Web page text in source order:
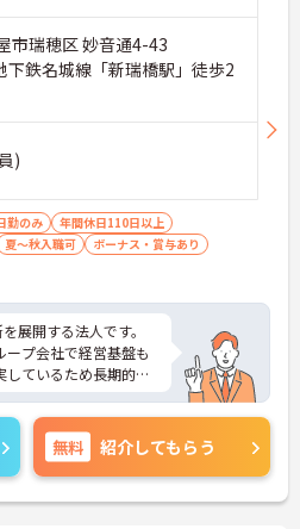
市瑞穂区 妙音通4-43
下鉄名城線「新瑞橋駅」徒歩2
)
勤のみ
年間休日110日以上
夏～秋入職可
ボーナス・賞与あり
展開する法人です。
プ会社で経営基盤も
ているため長期的な
っているので、経験が
い目標をもって仕事
ポイントなど、さらに
お気軽にご相談くださ
無料 紹介してもらう